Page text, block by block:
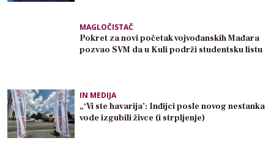
MAGLOČISTAČ
Pokret za novi početak vojvođanskih Mađara
pozvao SVM da u Kuli podrži studentsku listu
IN MEDIJA
„‘Vi ste havarija’: Inđijci posle novog nestanka
vode izgubili živce (i strpljenje)